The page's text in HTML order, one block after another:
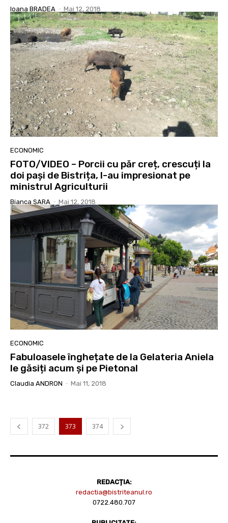
Ioana BRADEA - Mai 12, 2018
ECONOMIC
FOTO/VIDEO – Porcii cu păr creț, crescuți la
doi pași de Bistrița, l-au impresionat pe
ministrul Agriculturii
Bianca SARA - Mai 12, 2018
ECONOMIC
Fabuloasele înghețate de la Gelateria Aniela
le găsiți acum și pe Pietonal
Claudia ANDRON - Mai 11, 2018
372 373 374
REDACȚIA:
redactia@bistriteanul.ro
0722.480.707